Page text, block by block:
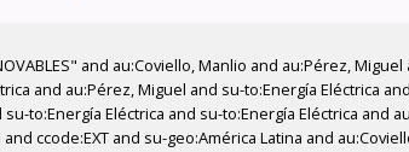
and au:Coviello, Manlio and au:Pérez,
and au:Pérez, Miguel and su-to:Energía Eléctrica
to:Energía Eléctrica and su-to:Energía Eléctrica and
ccode:EXT and su-geo:América Latina and